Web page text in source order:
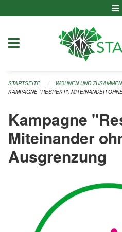
STARTSEITE WOHNEN UND
KAMPAGNE "RESPEKT": MITEINANDER
Kampagne
Miteinander
Ausgrenzung